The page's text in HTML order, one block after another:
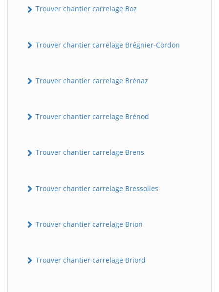
Trouver chantier carrelage Boz
Trouver chantier carrelage Brégnier-Cordon
Trouver chantier carrelage Brénaz
Trouver chantier carrelage Brénod
Trouver chantier carrelage Brens
Trouver chantier carrelage Bressolles
Trouver chantier carrelage Brion
Trouver chantier carrelage Briord